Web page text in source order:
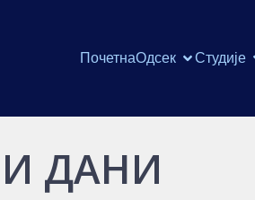
ПочетнаОдсек Студије
ДАНИ